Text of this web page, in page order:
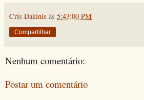
Cris Dakinis às 5:43:00 PM
Compartilhar
Nenhum comentário:
Postar um comentário